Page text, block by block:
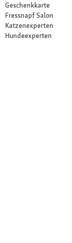
Geschenkkarte
Fressnapf Salon
Katzenexperten
Hundeexperten